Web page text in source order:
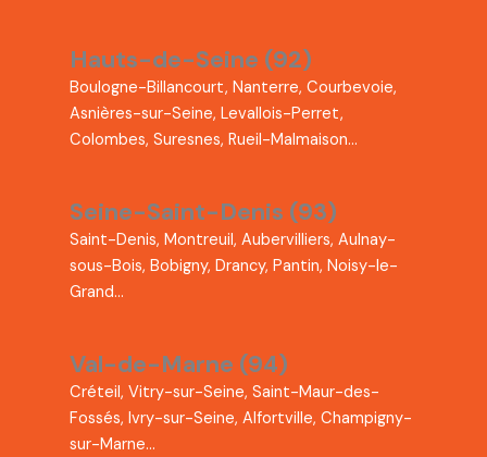
Hauts-de-Seine (92)
Boulogne-Billancourt, Nanterre, Courbevoie,
Asnières-sur-Seine, Levallois-Perret,
Colombes, Suresnes, Rueil-Malmaison…
Seine-Saint-Denis (93)
Saint-Denis, Montreuil, Aubervilliers, Aulnay-
sous-Bois, Bobigny, Drancy, Pantin, Noisy-le-
Grand…
Val-de-Marne (94)
Créteil, Vitry-sur-Seine, Saint-Maur-des-
Fossés, Ivry-sur-Seine, Alfortville, Champigny-
sur-Marne…